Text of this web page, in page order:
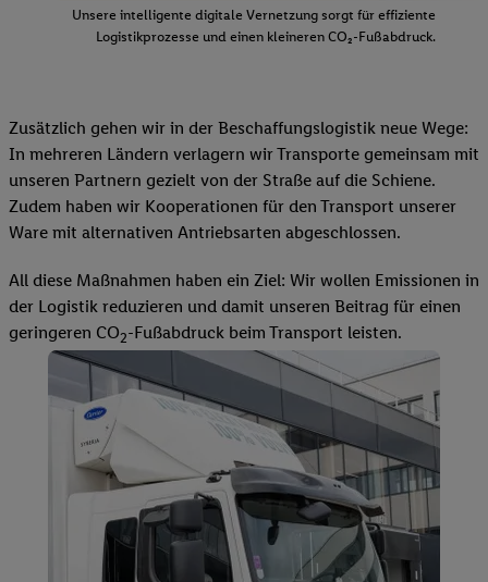
Unsere intelligente digitale Vernetzung sorgt für effiziente
Logistikprozesse und einen kleineren CO₂-Fußabdruck.
Zusätzlich gehen wir in der Beschaffungslogistik neue Wege:
In mehreren Ländern verlagern wir Transporte gemeinsam mit
unseren Partnern gezielt von der Straße auf die Schiene.
Zudem haben wir Kooperationen für den Transport unserer
Ware mit alternativen Antriebsarten abgeschlossen.
All diese Maßnahmen haben ein Ziel: Wir wollen Emissionen in
der Logistik reduzieren und damit unseren Beitrag für einen
geringeren CO2-Fußabdruck beim Transport leisten.